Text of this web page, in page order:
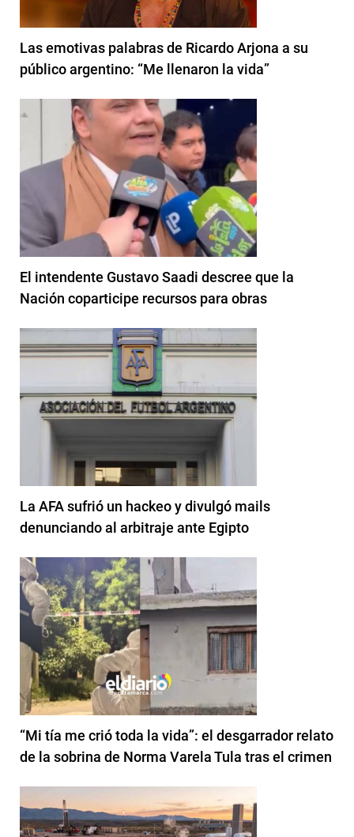
Las emotivas palabras de Ricardo Arjona a su
público argentino: “Me llenaron la vida”
El intendente Gustavo Saadi descree que la
Nación coparticipe recursos para obras
La AFA sufrió un hackeo y divulgó mails
denunciando al arbitraje ante Egipto
“Mi tía me crió toda la vida”: el desgarrador relato
de la sobrina de Norma Varela Tula tras el crimen